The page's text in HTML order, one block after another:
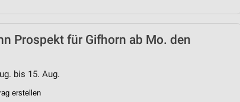
Prospekt für Gifhorn ab Mo. den
bis 15. Aug.
erstellen